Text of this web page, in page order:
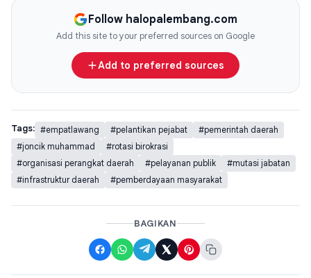
Follow halopalembang.com
Add this site to your preferred sources on Google
Add to preferred sources
Tags: #empatlawang #pelantikan pejabat
#pemerintah daerah
#joncik muhammad
#rotasi birokrasi
#organisasi perangkat daerah
#pelayanan publik
#mutasi jabatan
#infrastruktur daerah
#pemberdayaan masyarakat
BAGIKAN